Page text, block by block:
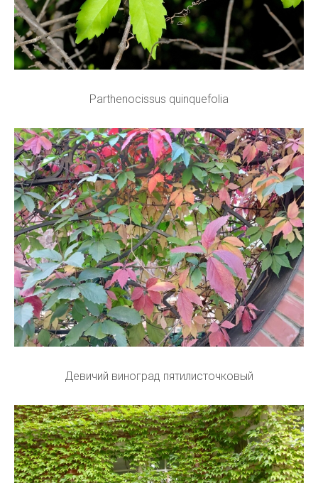
Parthenocissus quinquefolia
Девичий виноград пятилисточковый